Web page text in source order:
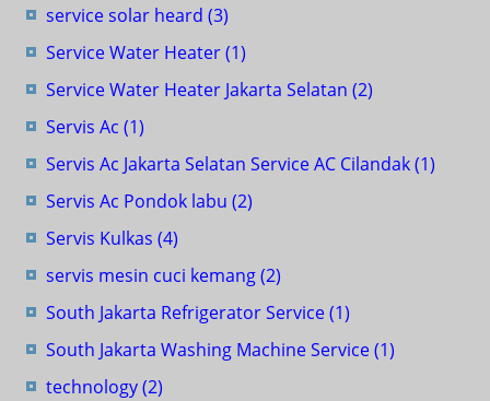
service solar heard (3)
Service Water Heater(1)
Service Water Heater Jakarta Selatan (2)
Servis Ac (1)
Servis Ac Jakarta Selatan Service AC Cilandak(1)
Servis Ac Pondok labu (2)
Servis Kulkas (4)
servis mesin cuci kemang(2)
South Jakarta Refrigerator Service(1)
South Jakarta Washing Machine Service(1)
technology(2)